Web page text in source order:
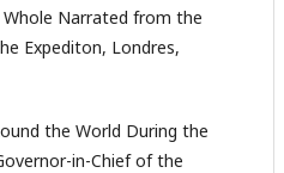
Whole Narrated from the
Expediton, Londres,
the World During the
in-Chief of the